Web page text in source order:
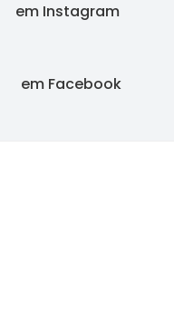
em Instagram
em Facebook